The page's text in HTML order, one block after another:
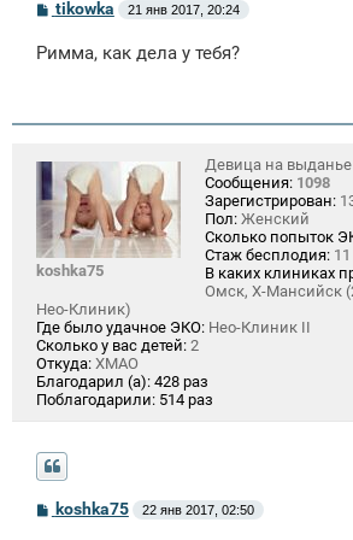
С
о
б
и
tikowka 21 янв 2017, 20:24
Римма, как дела у тебя?
koshka75
Девица на выданье
Сообщения: 1098
Зарегистрирован:
Пол: Женский
Сколько попыток
Стаж бесплодия:
В каких клиниках
Омск, Х-Мансийск
Нео-Клиник)
Где было удачное ЭКО: Нео-Клиник II
Сколько у вас детей: 2
Откуда: ХМАО
Благодарил (а): 428 раз
Поблагодарили: 514 раз
С
о
koshka75 22 янв 2017, 02:50